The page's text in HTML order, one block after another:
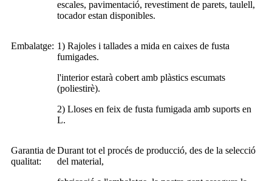
escales, pavimentació, revestiment de parets, taulell,
tocador estan disponibles.
Embalatge: 1) Rajoles i tallades a mida en caixes de fusta
fumigades.
l'interior estarà cobert amb plàstics escumats
(poliestirè).
2) Lloses en feix de fusta fumigada amb suports en
L.
Garantia de
qualitat:
Durant tot el procés de producció, des de la selecció
del material,